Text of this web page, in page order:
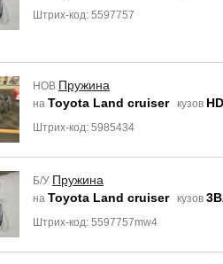
Штрих-код: 5597757
НОВ Пружина
на Toyota Land cruiser кузов
Штрих-код: 5985434
Б/У Пружина
на Toyota Land cruiser кузов
Штрих-код: 5597757mw4